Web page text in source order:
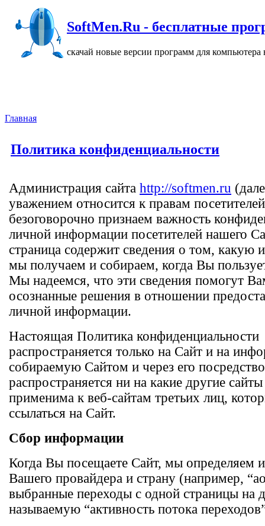
SoftMen.Ru - бесплатные
скачай новые версии программ для компьютера
Главная
Политика конфиденциальности
Администрация сайта http://softmen.ru
уважением относится к правам
безоговорочно признаем важность
личной информации посетителей нашего
страница содержит сведения о том, какую
мы получаем и собираем, когда Вы
Мы надеемся, что эти сведения помогут
осознанные решения в отношении
личной информации.
Настоящая Политика конфиденциальности
распространяется только на Сайт и на
собираемую Сайтом и через его
распространяется ни на какие другие
применима к веб-сайтам третьих лиц,
ссылаться на Сайт.
Сбор информации
Когда Вы посещаете Сайт, мы определяем
Вашего провайдера и страну (например,
выбранные переходы с одной страницы на
называемую “активность потока